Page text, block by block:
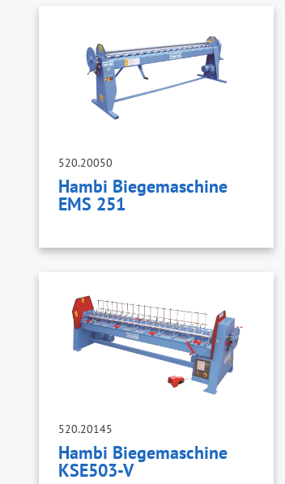
520.20050
Hambi Biegemaschine
EMS 251
520.20145
Hambi Biegemaschine
KSE503-V